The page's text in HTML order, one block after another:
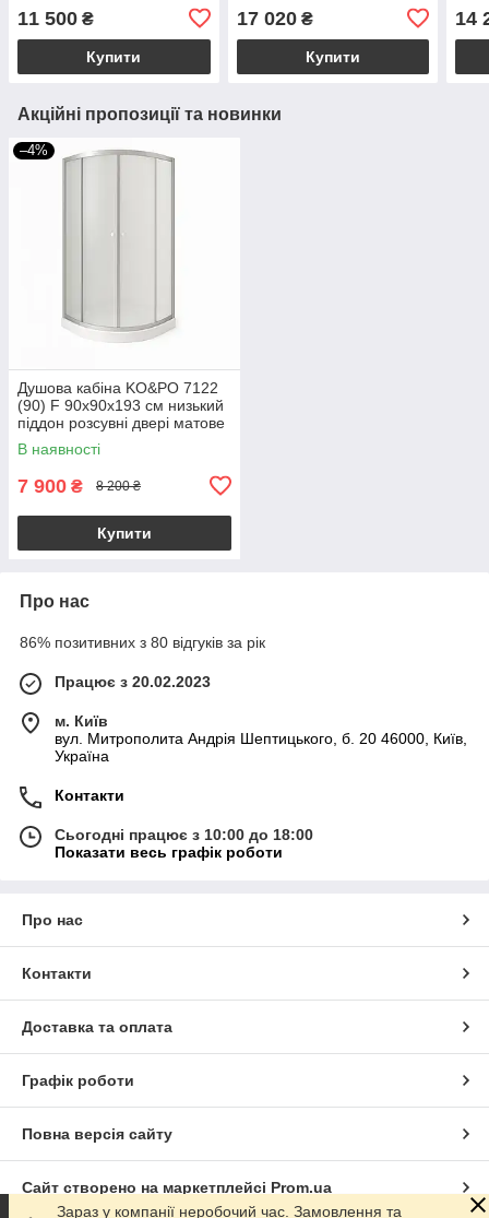
розсувні двері
11 500 ₴
Купити
двері
17 020₴
Купити
14
Акційні пропозиції та новинки
–4%
Душова кабіна KO&PO 7122
(90) F 90x90х193 см низький
піддон розсувні двері матове
скло
В наявності
7 900 ₴ 8 200 ₴
Купити
Про нас
86% позитивних з 80 відгуків за рік
Працює з 20.02.2023
м. Київ
вул. Митрополита Андрія Шептицького, б. 20 46000, Київ,
Україна
Контакти
Сьогодні працює з 10:00 до 18:00
Показати весь графік роботи
Про нас
Контакти
Доставка та оплата
Графік роботи
Повна версія сайту
Сайт створено на маркетплейсі Prom.ua
Зараз у компанії неробочий час. Замовлення та